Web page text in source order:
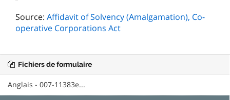
Source: Affidavit of Solvency (Amalgamation), Co-
operative Corporations Act
Fichiers de formulaire
Anglais - 007-11383e...